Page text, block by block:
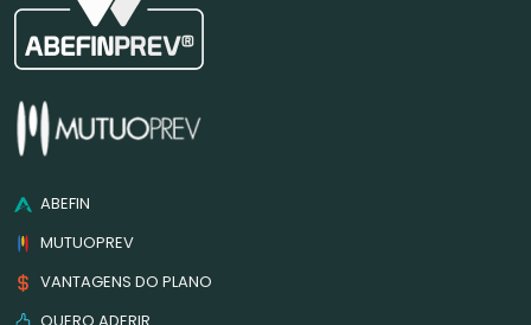
ABEFIN
MUTUOPREV
VANTAGENS DO PLANO